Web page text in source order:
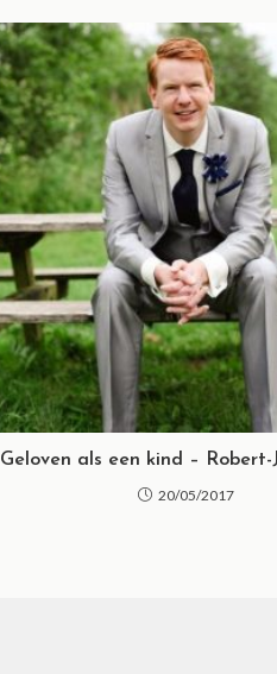
Geloven als een kind –
20/05/2017